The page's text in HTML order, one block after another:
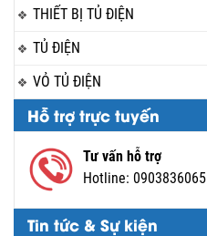
THIẾT BỊ TỦ ĐIỆN
TỦ ĐIỆN
VỎ TỦ ĐIỆN
Hỗ trợ trực tuyến
Tư vấn hỗ trợ
Hotline: 0903836065
Tin tức & Sự kiện